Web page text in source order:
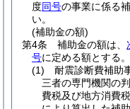
度同号の事業に係る
い。
(補助金の額)
第4条
補助金の額は、
号に定める額とする。
(1)
耐震診断費補
三者の専門機関の
費税及び地方消費